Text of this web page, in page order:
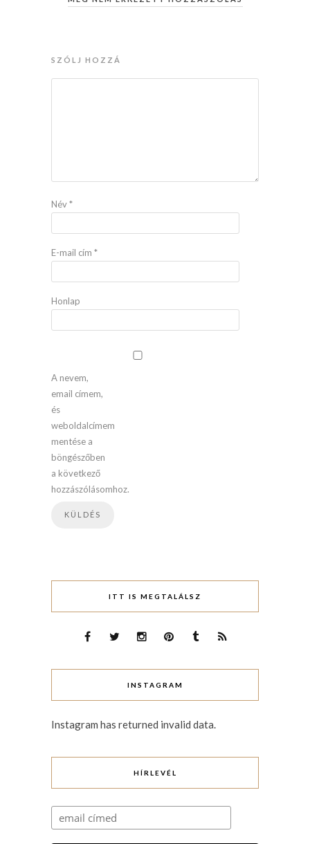
SZÓLJ HOZZÁ
Név*
E-mail cím *
Honlap
A nevem,
email címem,
és
weboldalcímem
mentése a
böngészőben
a következő
hozzászólásomhoz.
ITT IS MEGTALÁLSZ
INSTAGRAM
Instagram has returned invalid data.
HÍRLEVÉL